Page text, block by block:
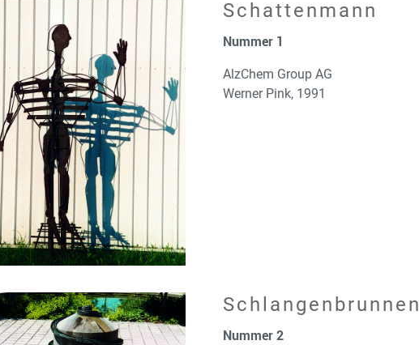
Schattenmann
Nummer 1
AlzChem Group AG
Werner Pink, 1991
Schlangenbrunnen
Nummer 2